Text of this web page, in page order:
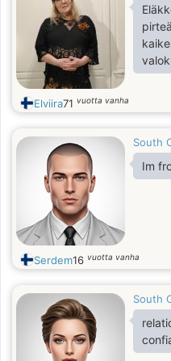
Elviira71 vuotta vanha
South
Im
Serdem16 vuotta vanha
South